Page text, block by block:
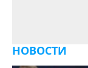
НОВОСТИ